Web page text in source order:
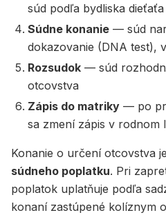
súd podľa bydliska dieťaťa
Súdne konanie — súd
dokazovanie (DNA test),
Rozsudok — súd
otcovstva
Zápis do matriky — po
sa zmení zápis v rodnom
Konanie o určení otcovstva je
súdneho poplatku. Pri
poplatok uplatňuje podľa
konaní zastúpené kolíznym